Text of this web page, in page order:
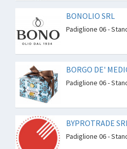
BONOLIO SRL
Padiglione 06 -
BORGO DE'
Padiglione 06 -
BYPROTRADE
Padiglione 06 -